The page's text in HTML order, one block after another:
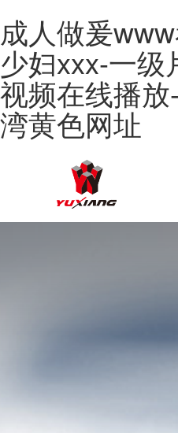
成人做爰
少妇xxx-一级
视频在线播
湾黄色网址